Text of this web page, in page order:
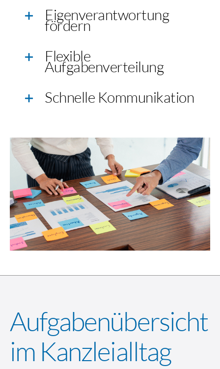
Eigenverantwortung
fördern
Flexible
Aufgabenverteilung
Schnelle Kommunikation
Aufgabenübersicht
im Kanzleialltag